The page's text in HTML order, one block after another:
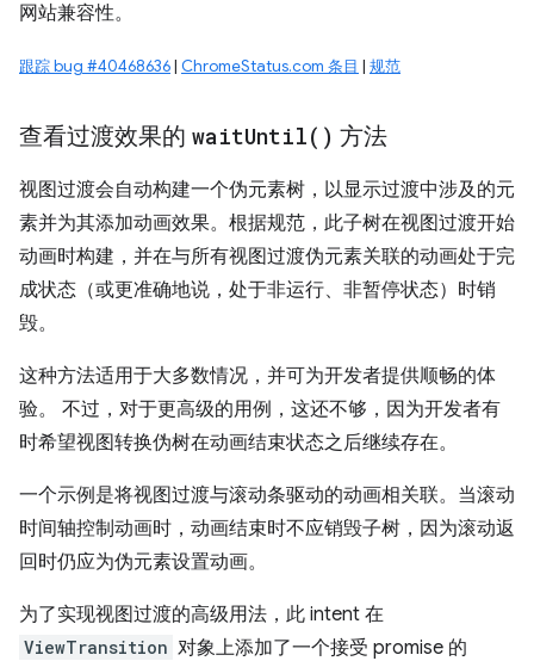
网站兼容性。
跟踪 bug #40468636| ChromeStatus.com 条目 | 规范
查看过渡效果的 waitUntil( ) 方法
视图过渡会自动构建一个伪元素树，以显示过渡中涉及的元
素并为其添加动画效果。根据规范，此子树在视图过渡开始
动画时构建，并在与所有视图过渡伪元素关联的动画处于完
成状态（或更准确地说，处于非运行、非暂停状态）时销
毁。
这种方法适用于大多数情况，并可为开发者提供顺畅的体
验。 不过，对于更高级的用例，这还不够，因为开发者有
时希望视图转换伪树在动画结束状态之后继续存在。
一个示例是将视图过渡与滚动条驱动的动画相关联。当滚动
时间轴控制动画时，动画结束时不应销毁子树，因为滚动返
回时仍应为伪元素设置动画。
为了实现视图过渡的高级用法，此 intent 在
ViewTransition 对象上添加了一个接受 promise 的